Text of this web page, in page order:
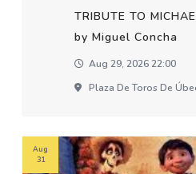
TRIBUTE TO
by Miguel Concha
Aug 29, 2026 22:00
Plaza De Toros De
Aug
31